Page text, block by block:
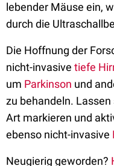
lebender Mäuse ein,
durch die
Die Hoffnung der
nicht-invasive tiefe
um Parkinson und
zu behandeln.
Art markieren und
ebenso nicht-invasive
Neugierig geworden?